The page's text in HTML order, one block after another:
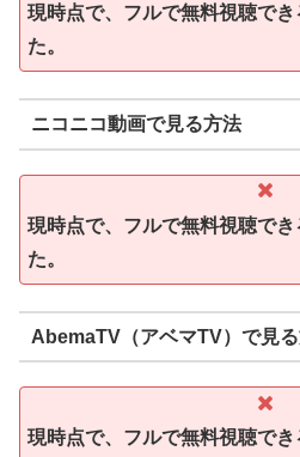
現時点で、フルで無料視聴で
た。
ニコニコ動画で見る方法
現時点で、フルで無料視聴で
た。
AbemaTV（アベマTV）で見
現時点で、フルで無料視聴で